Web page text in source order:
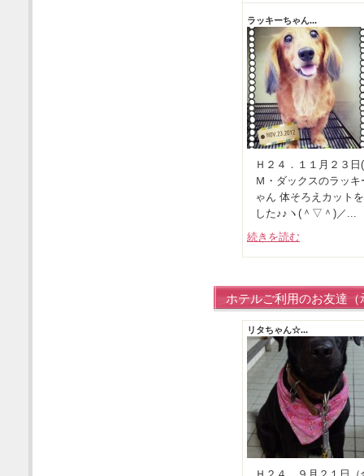
ラッキーちゃん...
Ｈ２４．１１月２３日
Ｍ・ダックスのラッキ
ゃん 体そろえカット
した♪♪ヽ(＾▽＾)／...
続きを読む
ホテルご利用のお友達
リタちゃん☆...